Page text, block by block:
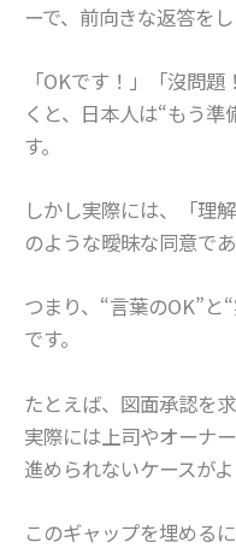
ーで、前向きな返答をし
「OKです！」「沒問
くと、日本人は“もう
す。
しかし実際には、「理
のような曖昧な同意で
つまり、“言葉のOK”と
です。
たとえば、図面承認を
実際には上司やオーナ
進められないケースがよ
このギャップを埋めるに